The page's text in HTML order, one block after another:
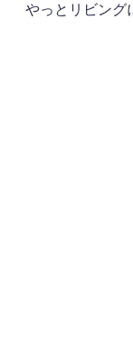
やっとリビング